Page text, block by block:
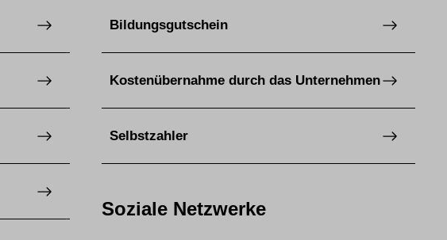
Bildungsgutschein
Kostenübernahme durch das Unternehmen
Selbstzahler
Soziale Netzwerke